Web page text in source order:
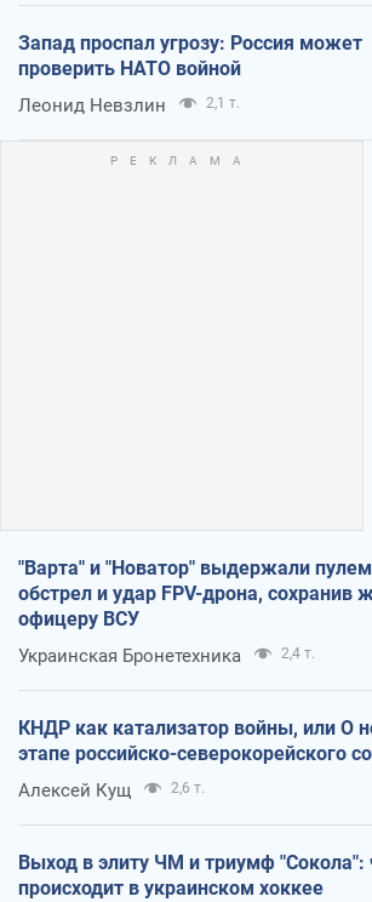
Запад проспал угрозу: Россия может
проверить НАТО войной
Леонид Невзлин 2,1 т.
"Варта" и "Новатор" выдержали
обстрел и удар FPV-дрона, сохранив
офицеру ВСУ
Украинская Бронетехника 2,4 т.
КНДР как катализатор войны, или О
этапе российско-северокорейского
Алексей Кущ 2,6 т.
Выход в элиту ЧМ и триумф "Сокола":
происходит в украинском хоккее